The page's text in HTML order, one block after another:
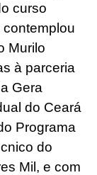
curso
contemplou
Murilo
à parceria
Gera
do Ceará
Programa
do
Mil, e com